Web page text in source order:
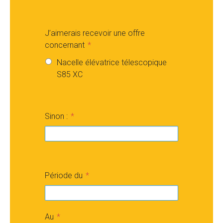
J’aimerais recevoir une offre
concernant
Nacelle élévatrice télescopique
S85 XC
Sinon :
Période du
Au